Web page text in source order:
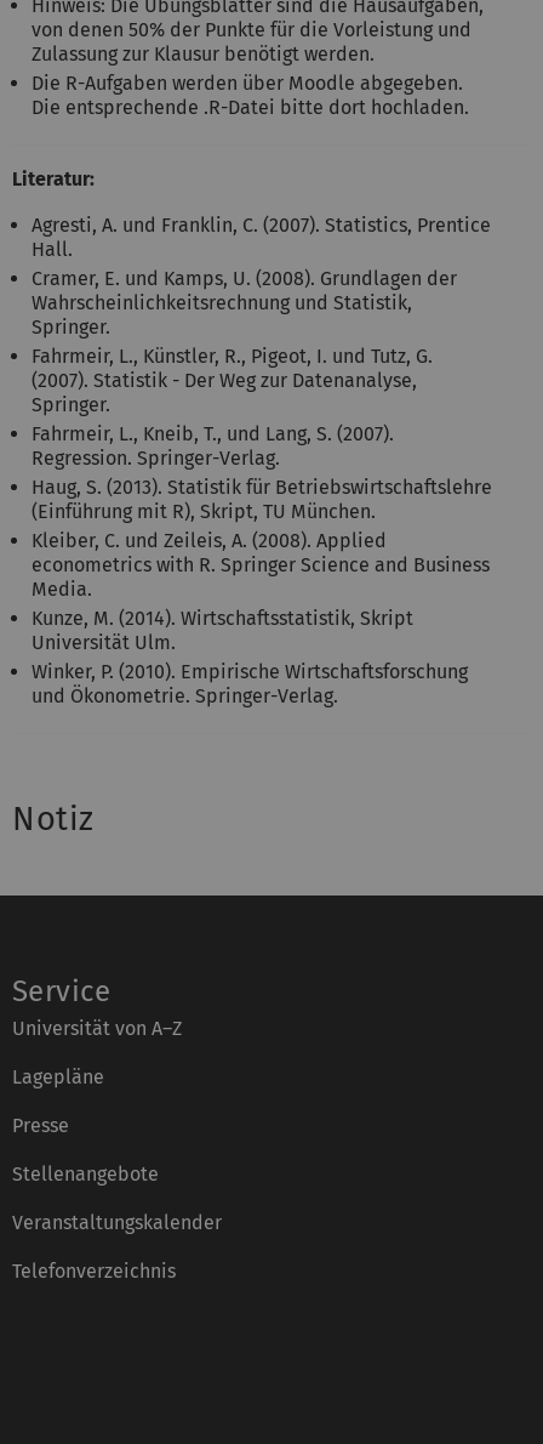
Hinweis: Die Übungsblätter sind die Hausaufgaben,
von denen 50% der Punkte für die Vorleistung und
Zulassung zur Klausur benötigt werden.
Die R-Aufgaben werden über Moodle abgegeben.
Die entsprechende .R-Datei bitte dort hochladen.
Literatur:
Agresti, A. und Franklin, C. (2007). Statistics, Prentice
Hall.
Cramer, E. und Kamps, U. (2008). Grundlagen der
Wahrscheinlichkeitsrechnung und Statistik,
Springer.
Fahrmeir, L., Künstler, R., Pigeot, I. und Tutz, G.
(2007). Statistik - Der Weg zur Datenanalyse,
Springer.
Fahrmeir, L., Kneib, T., und Lang, S. (2007).
Regression. Springer-Verlag.
Haug, S. (2013). Statistik für Betriebswirtschaftslehre
(Einführung mit R), Skript, TU München.
Kleiber, C. und Zeileis, A. (2008). Applied
econometrics with R. Springer Science and Business
Media.
Kunze, M. (2014). Wirtschaftsstatistik, Skript
Universität Ulm.
Winker, P. (2010). Empirische Wirtschaftsforschung
und Ökonometrie. Springer-Verlag.
Notiz
Service
Universität von A–Z
Lagepläne
Presse
Stellenangebote
Veranstaltungskalender
Telefonverzeichnis